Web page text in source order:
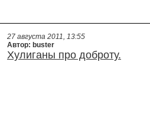
27 августа 2011, 13:55
Автор: buster
Хулиганы про доброту.